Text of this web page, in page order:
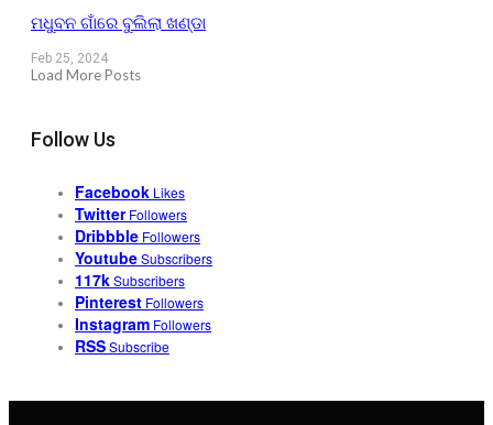
ମଧୁବନ ଗାଁରେ ବୁଲିଲା ଖଣ୍ଡା
Feb 25, 2024
Load More Posts
Follow Us
Facebook Likes
Twitter Followers
Dribbble Followers
YoutubeSubscribers
117kSubscribers
Pinterest Followers
Instagram Followers
RSSSubscribe